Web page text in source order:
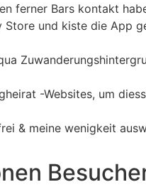
ferner Bars kontakt
und kiste die App
-Websites, um
& meine wenigkeit